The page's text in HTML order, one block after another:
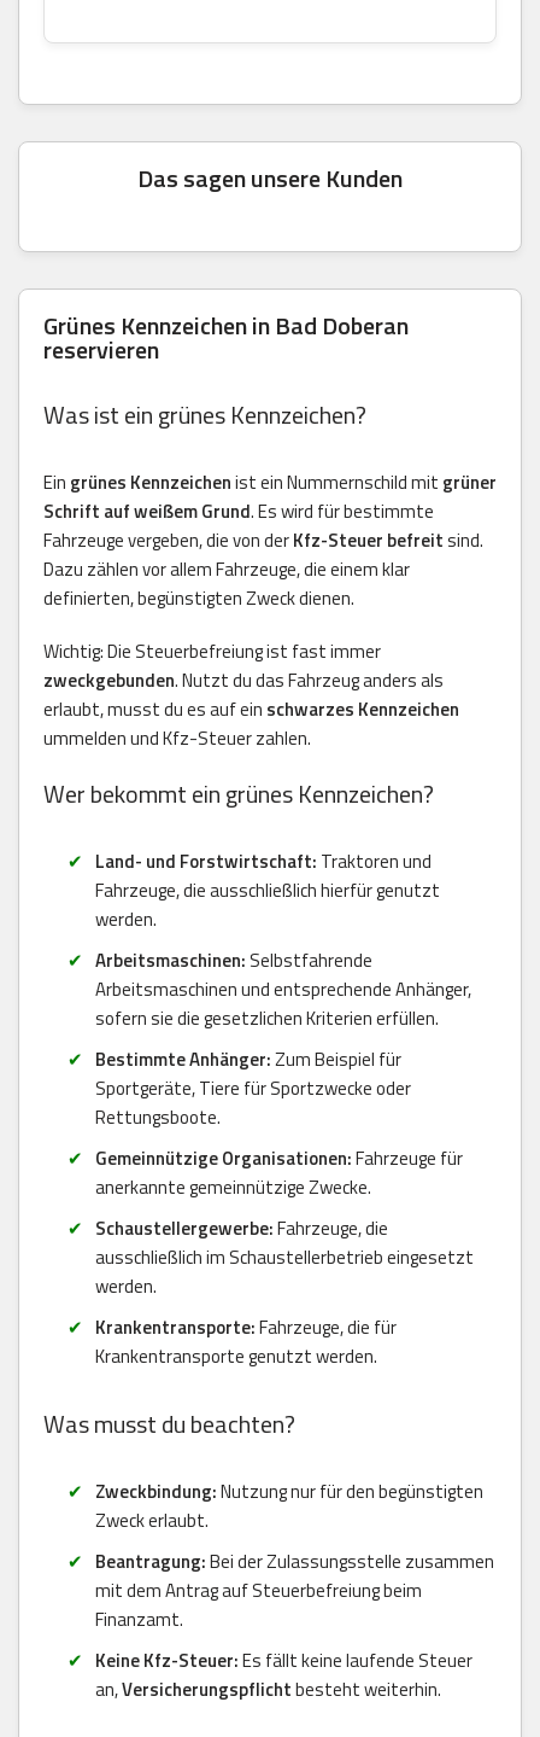
Das sagen unsere Kunden
Grünes Kennzeichen in Bad Doberan
reservieren
Was ist ein grünes Kennzeichen?
Ein grünes Kennzeichenist ein Nummernschild mit grüner
Schrift auf weißem Grund. Es wird für bestimmte
Fahrzeuge vergeben, die von derKfz-Steuer befreitsind.
Dazu zählen vor allem Fahrzeuge, die einem klar
definierten, begünstigten Zweck dienen.
Wichtig: Die Steuerbefreiung ist fast immer
zweckgebunden. Nutzt du das Fahrzeug anders als
erlaubt, musst du es auf ein schwarzes Kennzeichen
ummelden und Kfz-Steuer zahlen.
Wer bekommt ein grünes Kennzeichen?
Land- und Forstwirtschaft: Traktoren und
Fahrzeuge, die ausschließlich hierfür genutzt
werden.
Arbeitsmaschinen: Selbstfahrende
Arbeitsmaschinen und entsprechende Anhänger,
sofern sie die gesetzlichen Kriterien erfüllen.
Bestimmte Anhänger:Zum Beispiel für
Sportgeräte, Tiere für Sportzwecke oder
Rettungsboote.
Gemeinnützige Organisationen:Fahrzeuge für
anerkannte gemeinnützige Zwecke.
Schaustellergewerbe:Fahrzeuge, die
ausschließlich im Schaustellerbetrieb eingesetzt
werden.
Krankentransporte:Fahrzeuge, die für
Krankentransporte genutzt werden.
Was musst du beachten?
Zweckbindung:Nutzung nur für den begünstigten
Zweck erlaubt.
Beantragung:Bei der Zulassungsstelle zusammen
mit dem Antrag auf Steuerbefreiung beim
Finanzamt.
Keine Kfz-Steuer:Es fällt keine laufende Steuer
an,Versicherungspflichtbesteht weiterhin.